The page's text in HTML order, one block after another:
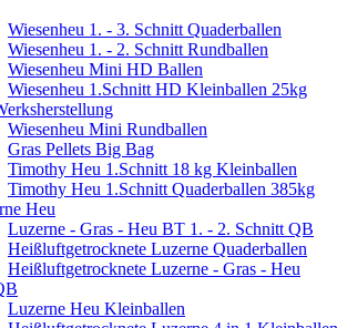
Wiesenheu 1. - 3. Schnitt Quaderballen
Wiesenheu 1. - 2. Schnitt Rundballen
Wiesenheu Mini HD Ballen
Wiesenheu 1.Schnitt HD Kleinballen 25kg
Wiesenheu Mini Rundballen
Gras Pellets Big Bag
Timothy Heu 1.Schnitt 18 kg Kleinballen
Timothy Heu 1.Schnitt Quaderballen 385kg
Heu
Luzerne - Gras - Heu BT 1. - 2. Schnitt QB
Heißluftgetrocknete Luzerne Quaderballen
Heißluftgetrocknete Luzerne - Gras - Heu
Luzerne Heu Kleinballen